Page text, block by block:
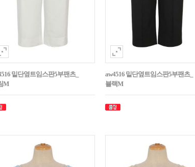
밑단옆트임스판5부팬츠_
M
aw4516 밑단옆트임스판5부팬츠_
블랙M